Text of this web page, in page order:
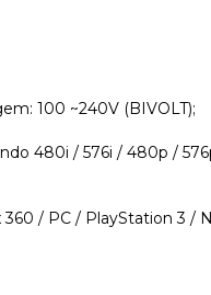
100 ~240V (BIVOLT);
480i / 576i / 480p /
/ PC / PlayStation 3 /